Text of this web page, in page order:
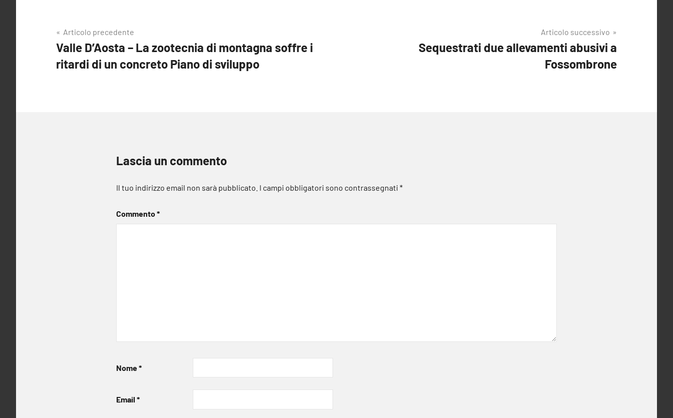
Navigazione
articoli
Articolo precedente
Valle D’Aosta – La zootecnia di montagna soffre i
ritardi di un concreto Piano di sviluppo
Articolo successivo
Sequestrati due allevamenti abusivi a
Fossombrone
Lascia un commento
Il tuo indirizzo email non sarà pubblicato. I campi obbligatori sono contrassegnati *
Commento*
Nome*
Email *